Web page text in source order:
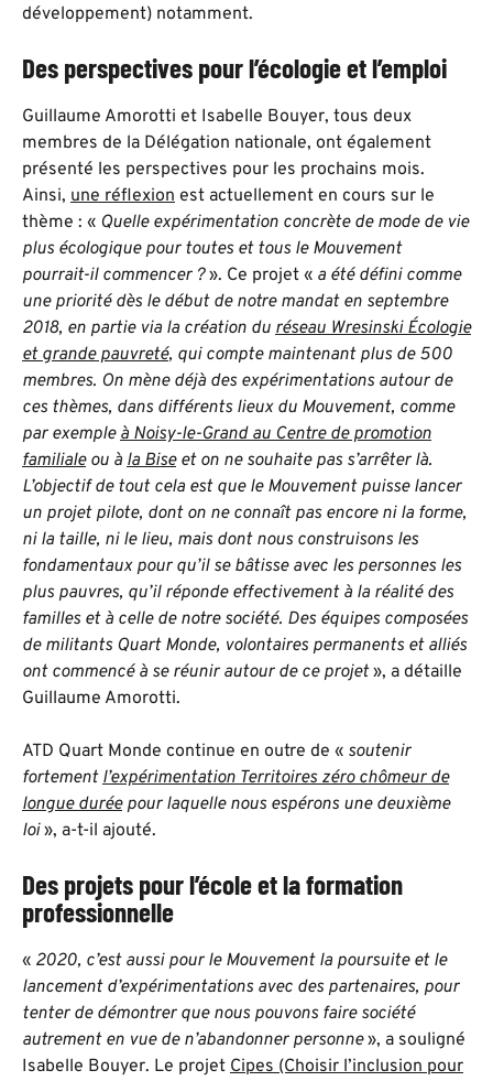
développement) notamment.
Des perspectives pour l’écologie et l’emploi
Guillaume Amorotti et Isabelle Bouyer, tous deux
membres de la Délégation nationale, ont également
présenté les perspectives pour les prochains mois.
Ainsi, une réflexion est actuellement en cours sur le
thème : « Quelle expérimentation concrète de mode de vie
plus écologique pour toutes et tous le Mouvement
pourrait-il commencer ?». Ce projet « a été défini comme
une priorité dès le début de notre mandat en septembre
2018, en partie via la création du réseau Wresinski Écologie
et grande pauvreté, qui compte maintenant plus de 500
membres. On mène déjà des expérimentations autour de
ces thèmes, dans différents lieux du Mouvement, comme
par exempleà Noisy-le-Grand au Centre de promotion
familialeou à la Biseet on ne souhaite pas s’arrêter là.
L’objectif de tout cela est que le Mouvement puisse lancer
un projet pilote, dont on ne connaît pas encore ni la forme,
ni la taille, ni le lieu, mais dont nous construisons les
fondamentaux pour qu’il se bâtisse avec les personnes les
plus pauvres, qu’il réponde effectivement à la réalité des
familles et à celle de notre société. Des équipes composées
de militants Quart Monde, volontaires permanents et alliés
ont commencé à se réunir autour de ce projet», a détaille
Guillaume Amorotti.
ATD Quart Monde continue en outre de « soutenir
fortementl’expérimentation Territoires zéro chômeur de
longue duréepour laquelle nous espérons une deuxième
loi», a-t-il ajouté.
Des projets pour l’école et la formation
professionnelle
« 2020, c’est aussi pour le Mouvement la poursuite et le
lancement d’expérimentations avec des partenaires, pour
tenter de démontrer que nous pouvons faire société
autrement en vue de n’abandonner personne», a souligné
Isabelle Bouyer. Le projet Cipes (Choisir l’inclusion pour